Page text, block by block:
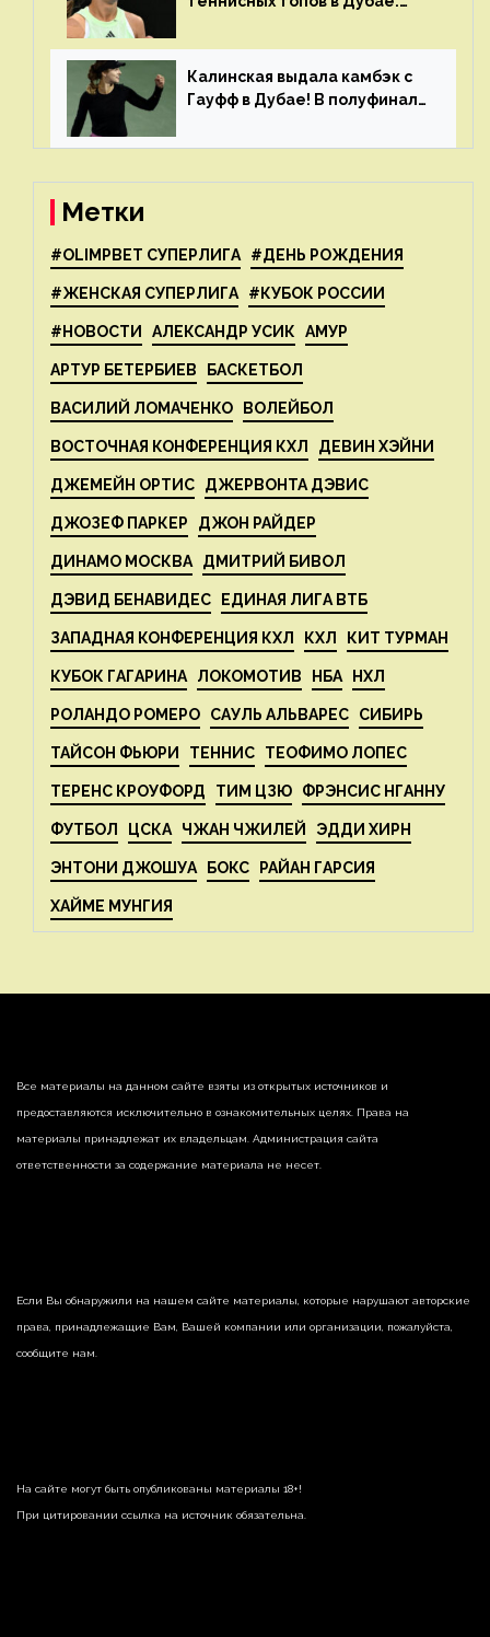
рейтинга
Калинская выдала камбэк с
Гауфф в Дубае! В полуфинале
Свёнтек
Метки
#OLIMPBET СУПЕРЛИГА #ДЕНЬ РОЖДЕНИЯ
#ЖЕНСКАЯ СУПЕРЛИГА #КУБОК РОССИИ
#НОВОСТИ АЛЕКСАНДР УСИК АМУР
АРТУР БЕТЕРБИЕВ БАСКЕТБОЛ
ВАСИЛИЙ ЛОМАЧЕНКО ВОЛЕЙБОЛ
ВОСТОЧНАЯ КОНФЕРЕНЦИЯ КХЛ ДЕВИН ХЭЙНИ
ДЖЕМЕЙН ОРТИС ДЖЕРВОНТА ДЭВИС
ДЖОЗЕФ ПАРКЕР ДЖОН РАЙДЕР
ДИНАМО МОСКВА ДМИТРИЙ БИВОЛ
ДЭВИД БЕНАВИДЕС ЕДИНАЯ ЛИГА ВТБ
ЗАПАДНАЯ КОНФЕРЕНЦИЯ КХЛ КХЛ КИТ ТУРМАН
КУБОК ГАГАРИНА ЛОКОМОТИВ НБА НХЛ
РОЛАНДО РОМЕРО САУЛЬ АЛЬВАРЕС СИБИРЬ
ТАЙСОН ФЬЮРИ ТЕННИС ТЕОФИМО ЛОПЕС
ТЕРЕНС КРОУФОРД ТИМ ЦЗЮ ФРЭНСИС НГАННУ
ФУТБОЛ ЦСКА ЧЖАН ЧЖИЛЕЙ ЭДДИ ХИРН
ЭНТОНИ ДЖОШУА БОКС РАЙАН ГАРСИЯ
ХАЙМЕ МУНГИЯ
Все материалы на данном сайте взяты из открытых источников и
предоставляются исключительно в ознакомительных целях. Права на
материалы принадлежат их владельцам. Администрация сайта
ответственности за содержание материала не несет.
Если Вы обнаружили на нашем сайте материалы, которые нарушают авторские
права, принадлежащие Вам, Вашей компании или организации, пожалуйста,
сообщите нам.
На сайте могут быть опубликованы материалы 18+!
При цитировании ссылка на источник обязательна.